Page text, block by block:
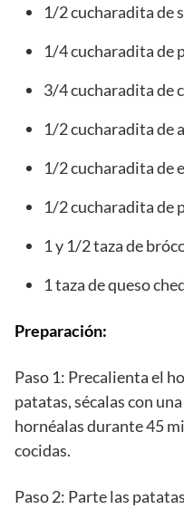
1/2 cucharadita de
1/4 cucharadita de
3/4 cucharadita de
1/2 cucharadita de
1/2 cucharadita de
1/2 cucharadita de
1 y 1/2 taza de
1 taza de queso
Preparación:
Paso 1: Precalienta el
patatas, sécalas con
hornéalas durante 45
cocidas.
Paso 2: Parte las